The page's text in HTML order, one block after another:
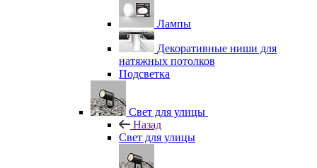
Лампы
Декоративные ниши для
натяжных потолков
Подсветка
Свет для улицы
Назад
Свет для улицы